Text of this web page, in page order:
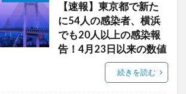
【速報】東京都で新た
に54人の感染者、横浜
でも20人以上の感染報
告！4月23日以来の数値
続きを読む